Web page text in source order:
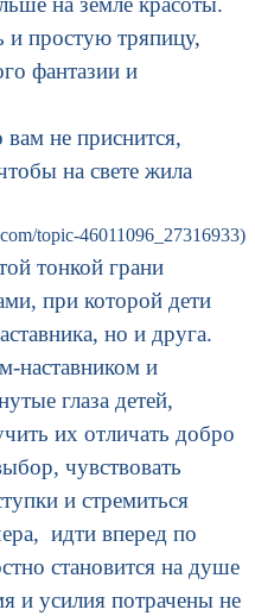
простую тряпицу,
и
не приснится,
свете жила
topic-46011096_27316933)
тонкой грани
при которой дети
но и друга.
наставником и
глаза детей,
их отличать добро
чувствовать
и стремиться
идти вперед по
становится на душе
и усилия потрачены не